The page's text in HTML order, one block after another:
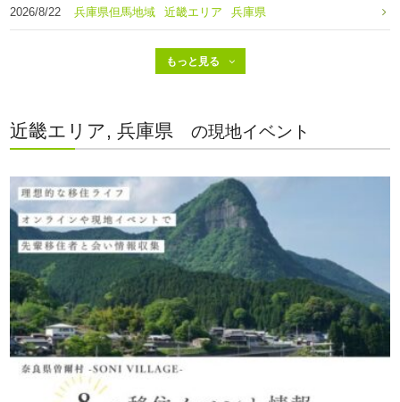
2026/8/22 兵庫県但馬地域 近畿エリア 兵庫県
近畿エリア, 兵庫県 の現地イベント